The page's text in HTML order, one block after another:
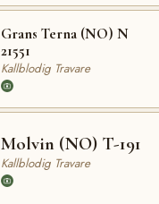
Grans Terna (NO) N
21551
Kallblodig Travare
Molvin (NO) T-191
Kallblodig Travare